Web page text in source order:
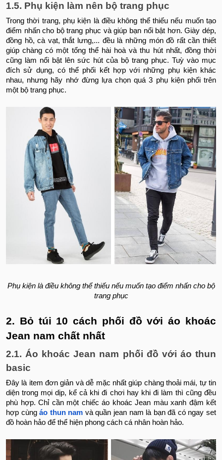
1.5. Phụ kiện làm nên bộ trang phục
Trong thời trang, phụ kiện là điều không thể thiếu nếu muốn tạo
điểm nhấn cho bộ trang phục và giúp bạn nổi bật hơn. Giày dép,
đồng hồ, cà vạt, thắt lưng,... đều là những món đồ rất cần thiết
giúp chàng có một tổng thể hài hoà và thu hút nhất, đồng thời
cũng làm nổi bật lên sức hút của bộ trang phục. Tuỳ vào mục
đích sử dụng, có thể phối kết hợp với những phụ kiện khác
nhau, nhưng hãy nhớ đừng lựa chọn quá 3 phụ kiện phối trên
một bộ trang phục.
Phụ kiện là điều không thể thiếu nếu muốn tạo điểm nhấn cho bộ
trang phục
2. Bỏ túi 10 cách phối đồ với áo khoác
Jean nam chất nhất
2.1. Áo khoác Jean nam phối đồ với áo thun
basic
Đây là item đơn giản và dễ mặc nhất giúp chàng thoải mái, tự tin
diện trong mọi dịp, kể cả khi đi chơi hay khi đi làm thì cũng đều
phù hợp. Chỉ cần một chiếc áo khoác Jean màu xanh đậm kết
hợp cùngáo thun nam và quần jean nam là bạn đã có ngay set
đồ hoàn hảo để thể hiện phong cách cá nhân hoàn hảo.